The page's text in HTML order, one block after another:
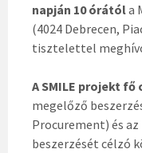
napján 10 órátóla
(4024 Debrecen,
tisztelettel
A SMILE projekt fő
megelőző
Procurement) és
beszerzését célzó